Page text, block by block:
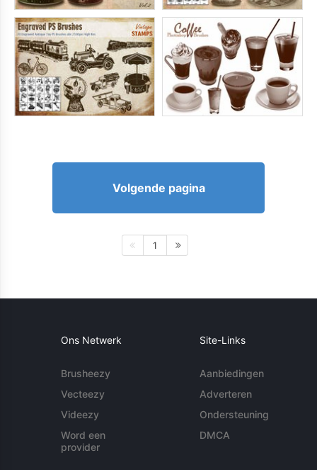
Volgende pagina
1
Ons Netwerk
Brusheezy
Vecteezy
Videezy
Word een
provider
Site-Links
Aanbiedingen
Adverteren
Ondersteuning
DMCA